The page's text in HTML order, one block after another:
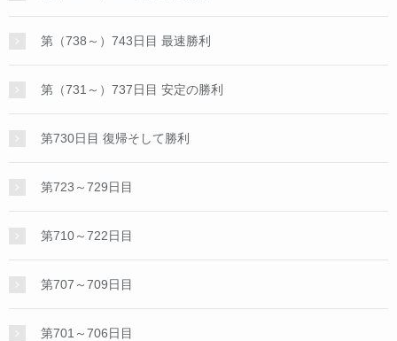
第（738～）743日目 最速勝利
第（731～）737日目 安定の勝利
第730日目 復帰そして勝利
第723～729日目
第710～722日目
第707～709日目
第701～706日目